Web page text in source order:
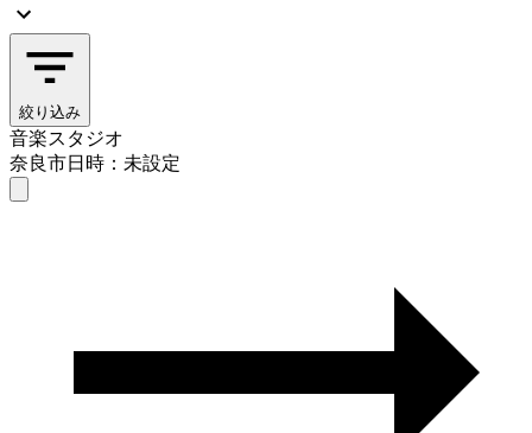
絞り込み
音楽スタジオ
奈良市日時：未設定